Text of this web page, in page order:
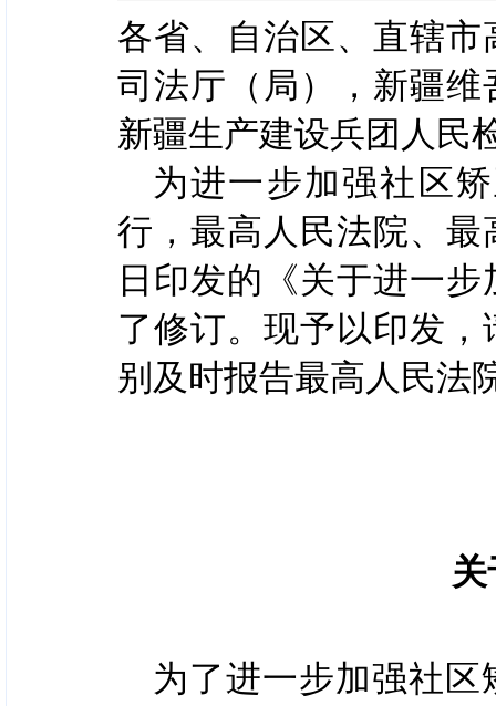
各省、自治区、直辖
司法厅（局），新疆
新疆生产建设兵团人民
为进一步加强社区
行，最高人民法院、最
日印发的《关于进一
了修订。现予以印发
别及时报告最高人民法
为了进一步加强社